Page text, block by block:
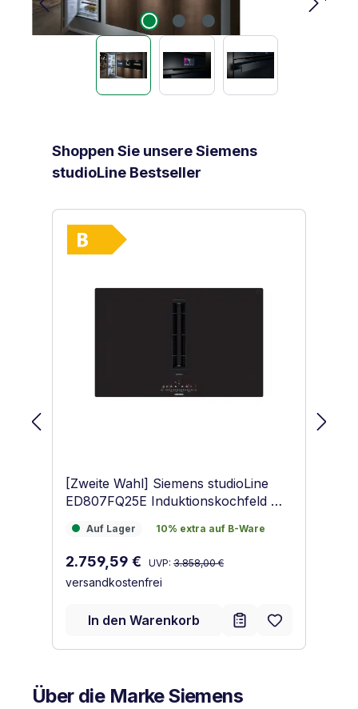
Produktgalerie überspringen
Shoppen Sie unsere Siemens
studioLine Bestseller
[Zweite Wahl] Siemens studioLine
ED807FQ25E Induktionskochfeld mit
Auf Lager
Auf Lager 10% extra auf B-Ware
10% extra auf B-Ware
Verkaufspreis:
2.759,59 € Regulärer Preis:
UVP: 3.858,00 €
versandkostenfrei
In den Warenkorb
Über die Marke Siemens